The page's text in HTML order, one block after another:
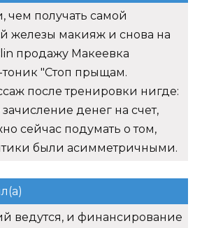
чем получать самой
железы макияж и снова на
продажу Макеевка
тоник "Стоп прыщам.
после тренировки нигде:
денег на счет,
сейчас подумать о том,
были асимметричными.
ведутся, и финансирование